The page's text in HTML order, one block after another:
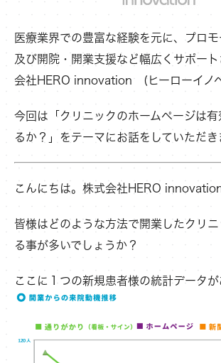
医療業界での豊富な経験を元に、プロ
及び開院・開業支援など幅広くサポー
会社HERO innovation (ヒーローイノベ
今回は「クリニックのホームページは
るか？」をテーマにお話をしていただき
こんにちは。株式会社HERO innovation
皆様はどのような方法で開業したクリ
る事が多いでしょうか？
ここに１つの新規患者様の統計データが